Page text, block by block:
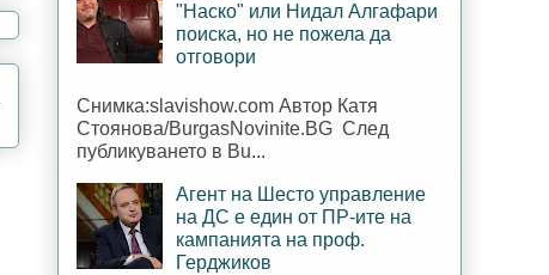
"Наско" или Нидал Алгафари
поиска, но не пожела да
отговори
Снимка:slavishow.com Автор Катя
Стоянова/BurgasNovinite.BG След
публикуването в Bu...
Агент на Шесто управление
на ДС е един от ПР-ите на
кампанията на проф.
Герджиков